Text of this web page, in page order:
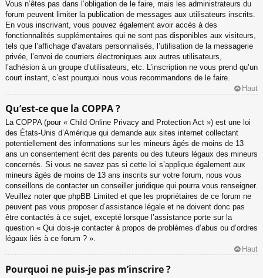
Vous n’êtes pas dans l’obligation de le faire, mais les administrateurs du
forum peuvent limiter la publication de messages aux utilisateurs inscrits.
En vous inscrivant, vous pouvez également avoir accès à des
fonctionnalités supplémentaires qui ne sont pas disponibles aux visiteurs,
tels que l’affichage d’avatars personnalisés, l’utilisation de la messagerie
privée, l’envoi de courriers électroniques aux autres utilisateurs,
l’adhésion à un groupe d’utilisateurs, etc. L’inscription ne vous prend qu’un
court instant, c’est pourquoi nous vous recommandons de le faire.
Haut
Qu’est-ce que la COPPA ?
La COPPA (pour « Child Online Privacy and Protection Act ») est une loi
des États-Unis d’Amérique qui demande aux sites internet collectant
potentiellement des informations sur les mineurs âgés de moins de 13
ans un consentement écrit des parents ou des tuteurs légaux des mineurs
concernés. Si vous ne savez pas si cette loi s’applique également aux
mineurs âgés de moins de 13 ans inscrits sur votre forum, nous vous
conseillons de contacter un conseiller juridique qui pourra vous renseigner.
Veuillez noter que phpBB Limited et que les propriétaires de ce forum ne
peuvent pas vous proposer d’assistance légale et ne doivent donc pas
être contactés à ce sujet, excepté lorsque l’assistance porte sur la
question « Qui dois-je contacter à propos de problèmes d’abus ou d’ordres
légaux liés à ce forum ? ».
Haut
Pourquoi ne puis-je pas m’inscrire ?